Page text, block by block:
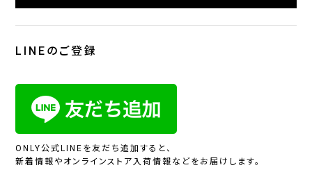
LINEのご登録
ONLY公式LINEを友だち追加すると、
新着情報やオンラインストア入荷情報などをお届けします。